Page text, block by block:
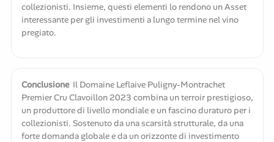
collezionisti. Insieme, questi elementi lo rendono un Asset
interessante per gli investimenti a lungo termine nel vino
pregiato.
Conclusione Il Domaine Leflaive Puligny-Montrachet
Premier Cru Clavoillon 2023 combina un terroir prestigioso,
un produttore di livello mondiale e un fascino duraturo per i
collezionisti. Sostenuto da una scarsità strutturale, da una
forte domanda globale e da un orizzonte di investimento